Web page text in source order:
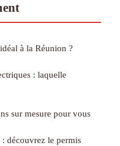
à la Réunion ?
: laquelle
sur mesure pour vous
découvrez le permis